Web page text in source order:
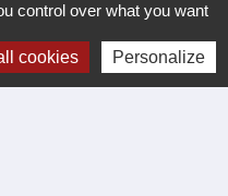
control over what you want
cookies Personalize